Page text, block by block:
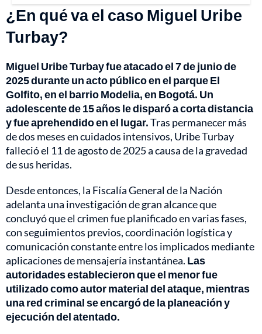
¿En qué va el caso Miguel Uribe
Turbay?
Miguel Uribe Turbay fue atacado el 7 de junio de
2025 durante un acto público en el parque El
Golfito, en el barrio Modelia, en Bogotá. Un
adolescente de 15 años le disparó a corta distancia
y fue aprehendido en el lugar.Tras permanecer más
de dos meses en cuidados intensivos, Uribe Turbay
falleció el 11 de agosto de 2025 a causa de la gravedad
de sus heridas.
Desde entonces, la Fiscalía General de la Nación
adelanta una investigación de gran alcance que
concluyó que el crimen fue planificado en varias fases,
con seguimientos previos, coordinación logística y
comunicación constante entre los implicados mediante
aplicaciones de mensajería instantánea. Las
autoridades establecieron que el menor fue
utilizado como autor material del ataque, mientras
una red criminal se encargó de la planeación y
ejecución del atentado.